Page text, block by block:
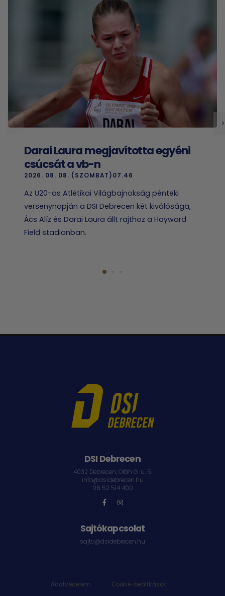
Darai Laura megjavította egyéni
csúcsát a vb-n
2026. 08. 08. (SZOMBAT)07.46
Az U20-as Atlétikai Világbajnokság pénteki
versenynapján a DSI Debrecen két kiválósága,
Ács Alíz és Darai Laura állt rajthoz a Hayward
Field stadionban.
DSI Debrecen
4032 Debrecen, Oláh G. u. 5.
info@dsidebrecen.hu
06 52 514 400
Sajtókapcsolat
sajto@dsidebrecen.hu
Adatvédelem Cookie-beállítások